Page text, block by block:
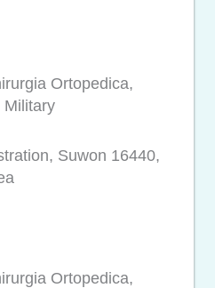
Ortopedica,
Military
Suwon 16440,
Ortopedica,